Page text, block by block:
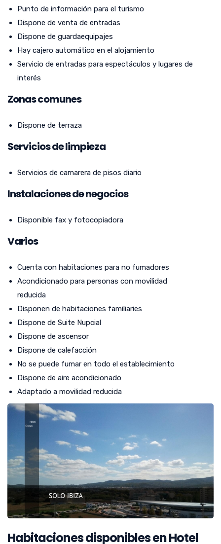
Punto de información para el turismo
Dispone de venta de entradas
Dispone de guardaequipajes
Hay cajero automático en el alojamiento
Servicio de entradas para espectáculos y lugares de
interés
Zonas comunes
Dispone de terraza
Servicios de limpieza
Servicios de camarera de pisos diario
Instalaciones de negocios
Disponible fax y fotocopiadora
Varios
Cuenta con habitaciones para no fumadores
Acondicionado para personas con movilidad
reducida
Disponen de habitaciones familiaries
Dispone de Suite Nupcial
Dispone de ascensor
Dispone de calefacción
No se puede fumar en todo el establecimiento
Dispone de aire acondicionado
Adaptado a movilidad reducida
Habitaciones disponibles en Hotel